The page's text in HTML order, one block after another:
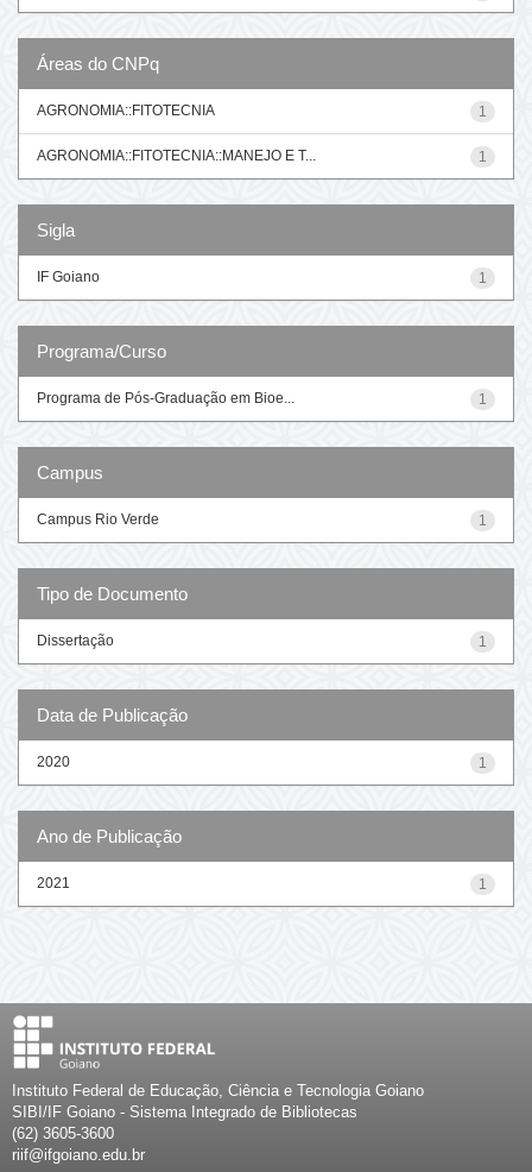
Áreas do CNPq
1
AGRONOMIA::FITOTECNIA
1
AGRONOMIA::FITOTECNIA::MANEJO E T...
Sigla
1
IF Goiano
Programa/Curso
1
Programa de Pós-Graduação em Bioe...
Campus
1
Campus Rio Verde
Tipo de Documento
1
Dissertação
Data de Publicação
1
2020
Ano de Publicação
1
2021
Instituto Federal de Educação, Ciência e Tecnologia Goiano
SIBI/IF Goiano - Sistema Integrado de Bibliotecas
(62) 3605-3600
riif@ifgoiano.edu.br